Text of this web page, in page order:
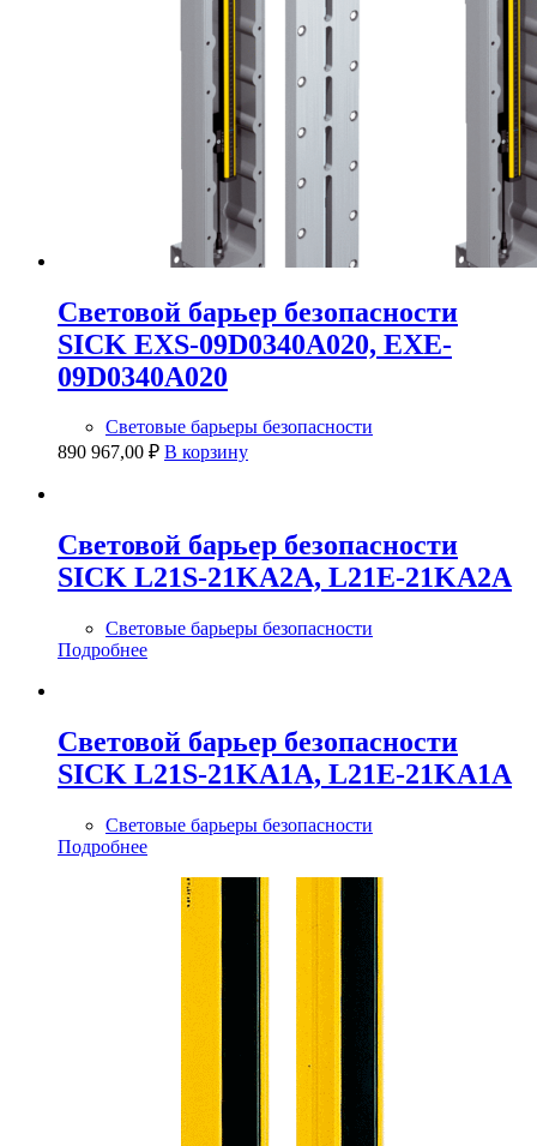
Cветовой барьер безопасности
SICK EXS-09D0340A020, EXE-
09D0340A020
Световые барьеры безопасности
890 967,00 ₽ В корзину
Cветовой барьер безопасности
SICK L21S-21KA2A, L21E-21KA2A
Световые барьеры безопасности
Подробнее
Cветовой барьер безопасности
SICK L21S-21KA1A, L21E-21KA1A
Световые барьеры безопасности
Подробнее